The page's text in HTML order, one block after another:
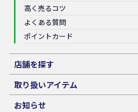
高く売るコツ
よくある質問
ポイントカード
店舗を探す
取り扱いアイテム
お知らせ